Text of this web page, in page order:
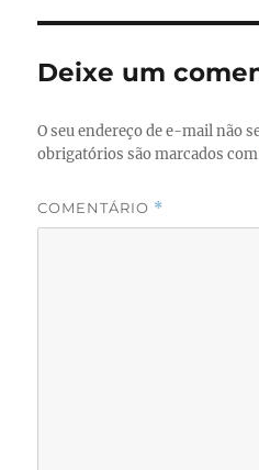
b
o
o
k
d
o
n
Deixe um
O seu endereço de e-mail não
obrigatórios são marcados com
COMENTÁRIO *